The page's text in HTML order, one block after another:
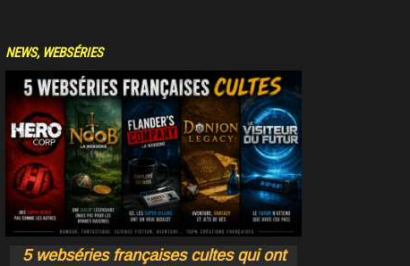
NEWS, WEBSÉRIES
5 webséries françaises cultes qui ont